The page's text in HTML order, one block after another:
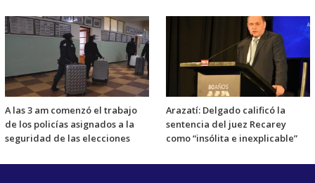
A las 3 am comenzó el trabajo
de los policías asignados a la
seguridad de las elecciones
Arazatí: Delgado calificó la
sentencia del juez Recarey
como “insólita e inexplicable”